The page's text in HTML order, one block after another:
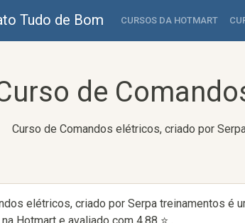
Tudo de Bom CURSOS DA HOTMART
de
Curso de Comandos elétricos, criado por
elétricos, criado por Serpa treinamentos é